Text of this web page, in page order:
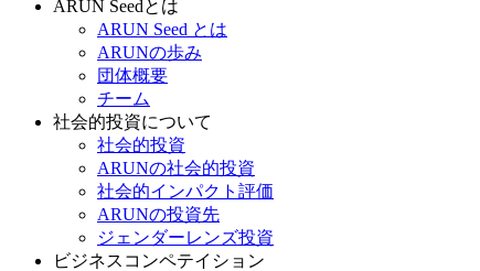
ARUN Seedとは
ARUN Seed とは
ARUNの歩み
団体概要
チーム
社会的投資について
社会的投資
ARUNの社会的投資
社会的インパクト評価
ARUNの投資先
ジェンダーレンズ投資
ビジネスコンペテイション